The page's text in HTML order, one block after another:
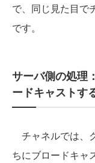
で、同じ見た目で
です。
サーバ側の処理
ードキャストす
チャネルでは、
ちにブロードキャ